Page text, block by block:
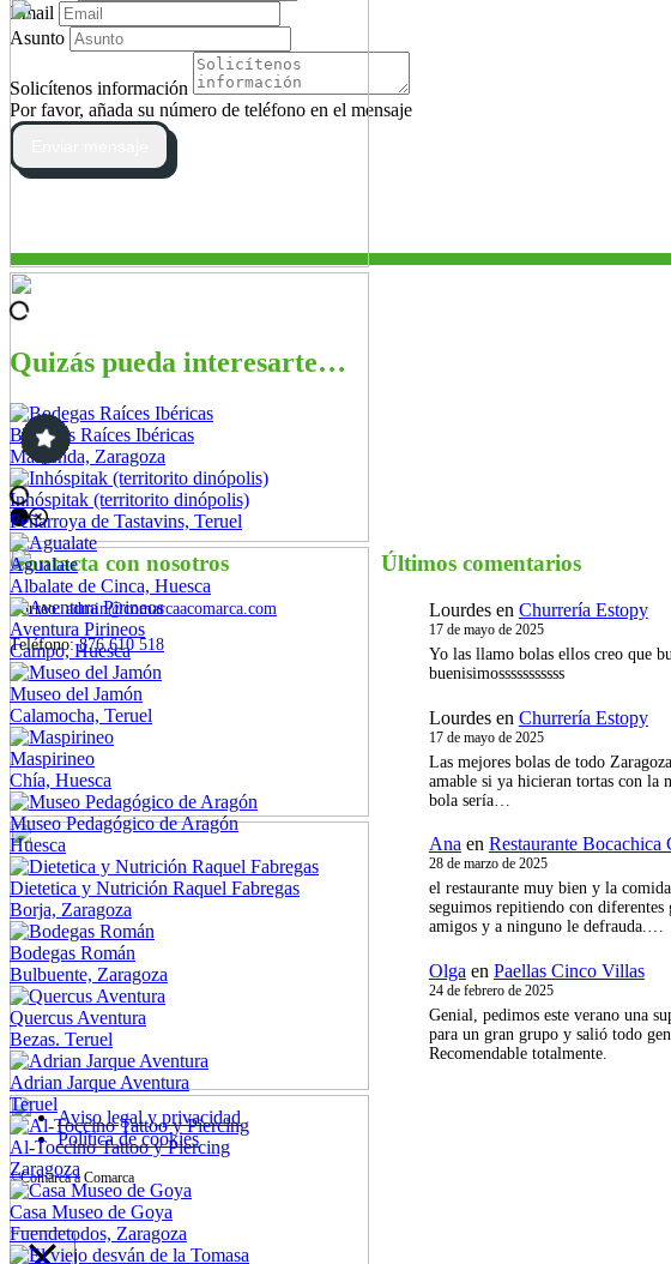
Email
Asunto
Solicítenos información
Por favor, añada su número de teléfono en el mensaje
Quizás pueda interesarte…
Bodegas Raíces Ibéricas
Maluenda, Zaragoza
Inhóspitak (territorito dinópolis)
Peñarroya de Tastavins, Teruel
Agualate
Albalate de Cinca, Huesca
Aventura Pirineos
Campo, Huesca
Museo del Jamón
Calamocha, Teruel
Maspirineo
Chía, Huesca
Museo Pedagógico de Aragón
Huesca
Dietetica y Nutrición Raquel Fabregas
Borja, Zaragoza
Bodegas Román
Bulbuente, Zaragoza
Quercus Aventura
Bezas. Teruel
Adrian Jarque Aventura
Teruel
Al-Toccino Tattoo y Piercing
Zaragoza
Casa Museo de Goya
Fuendetodos, Zaragoza
Contacta con nosotros
Correo:admin@comarcaacomarca.com
Teléfono:876 610 518
Últimos comentarios
Lourdesen Churrería Estopy
17 de mayo de 2025
Yo las llamo bolas ellos creo que
buenisimosssssssssss
Lourdesen Churrería Estopy
17 de mayo de 2025
Las mejores bolas de todo
amable si ya hicieran tortas con la
bola sería…
Ana en Restaurante Bocachica
28 de marzo de 2025
el restaurante muy bien y la
seguimos repitiendo con diferentes
amigos y a ninguno le defrauda.…
Olga en Paellas Cinco Villas
24 de febrero de 2025
Genial, pedimos este verano una
para un gran grupo y salió todo
Recomendable totalmente.
Aviso legal y privacidad
Política de cookies
©Comarca a Comarca